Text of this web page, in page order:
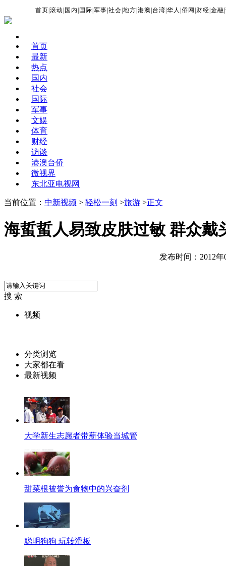
首页 |滚动 国内 国际 |军事 |社会 |地方 |港澳 台湾 |华人 |侨网 财经 |金融 |
首页
最新
热点
国内
社会
国际
军事
文娱
体育
财经
访谈
港澳台侨
微视界
东北亚电视网
当前位置： 中新视频 > 轻松一刻 >旅游 >正文
海蜇蜇人易致皮肤过敏 群众戴
发布时间：2012年
搜 索
视频
分类浏览
大家都在看
最新视频
大学新生志愿者带薪体验当城管
甜菜根被誉为食物中的兴奋剂
聪明狗狗 玩转滑板